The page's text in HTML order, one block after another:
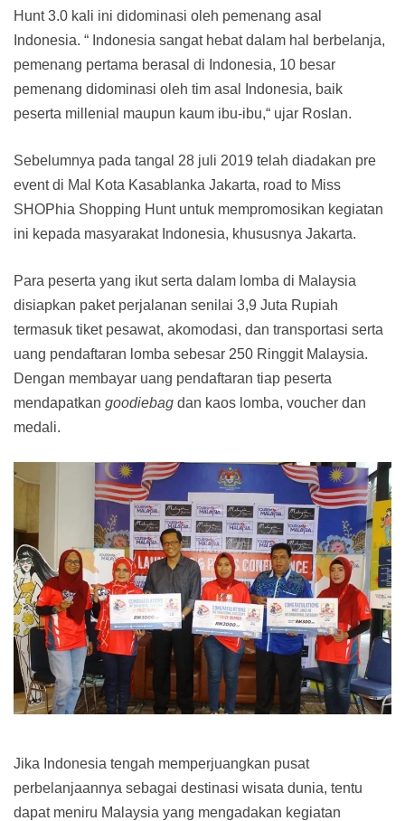
Hunt 3.0 kali ini didominasi oleh pemenang asal
Indonesia. “ Indonesia sangat hebat dalam hal berbelanja,
pemenang pertama berasal di Indonesia, 10 besar
pemenang didominasi oleh tim asal Indonesia, baik
peserta millenial maupun kaum ibu-ibu,“ ujar Roslan.
Sebelumnya pada tangal 28 juli 2019 telah diadakan pre
event di Mal Kota Kasablanka Jakarta, road to Miss
SHOPhia Shopping Hunt untuk mempromosikan kegiatan
ini kepada masyarakat Indonesia, khususnya Jakarta.
Para peserta yang ikut serta dalam lomba di Malaysia
disiapkan paket perjalanan senilai 3,9 Juta Rupiah
termasuk tiket pesawat, akomodasi, dan transportasi serta
uang pendaftaran lomba sebesar 250 Ringgit Malaysia.
Dengan membayar uang pendaftaran tiap peserta
mendapatkan goodiebag dan kaos lomba, voucher dan
medali.
Jika Indonesia tengah memperjuangkan pusat
perbelanjaannya sebagai destinasi wisata dunia, tentu
dapat meniru Malaysia yang mengadakan kegiatan